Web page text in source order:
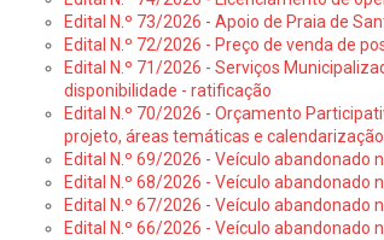
Edital N.º 73/2026 - Apoio de Praia de
Edital N.º 72/2026 - Preço de venda de
Edital N.º 71/2026 - Serviços
disponibilidade - ratificação
Edital N.º 70/2026 - Orçamento
projeto, áreas temáticas e calendarização
Edital N.º 69/2026 - Veículo abandonado
Edital N.º 68/2026 - Veículo abandonado
Edital N.º 67/2026 - Veículo abandonado
Edital N.º 66/2026 - Veículo abandonado